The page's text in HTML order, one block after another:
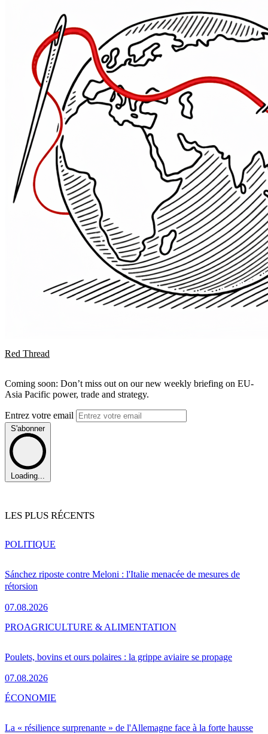
Red Thread
Coming soon: Don’t miss out on our new weekly briefing on EU-
Asia Pacific power, trade and strategy.
Entrez votre email
S'abonner
Loading...
LES PLUS RÉCENTS
Sánchez riposte contre Meloni : l'Italie menacée de mesures de
rétorsion
07.08.2026
POLITIQUE
Poulets, bovins et ours polaires : la grippe aviaire se propage
07.08.2026
PROAGRICULTURE & ALIMENTATION
La « résilience surprenante » de l'Allemagne face à la forte hausse
ÉCONOMIE